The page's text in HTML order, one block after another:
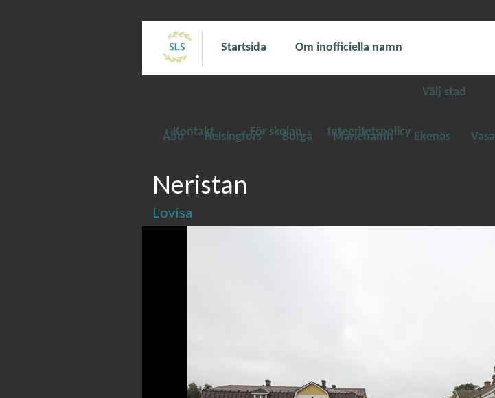
Startsida Om inofficiella namn
Välj stad
Åbo Helsingfors Borgå Mariehamn Ekenäs Vasa
Kontakt För skolan Integritetspolicy
Neristan
Lovisa